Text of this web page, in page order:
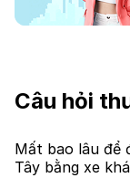
Câu hỏi
Mất bao lâu để
Tây bằng xe